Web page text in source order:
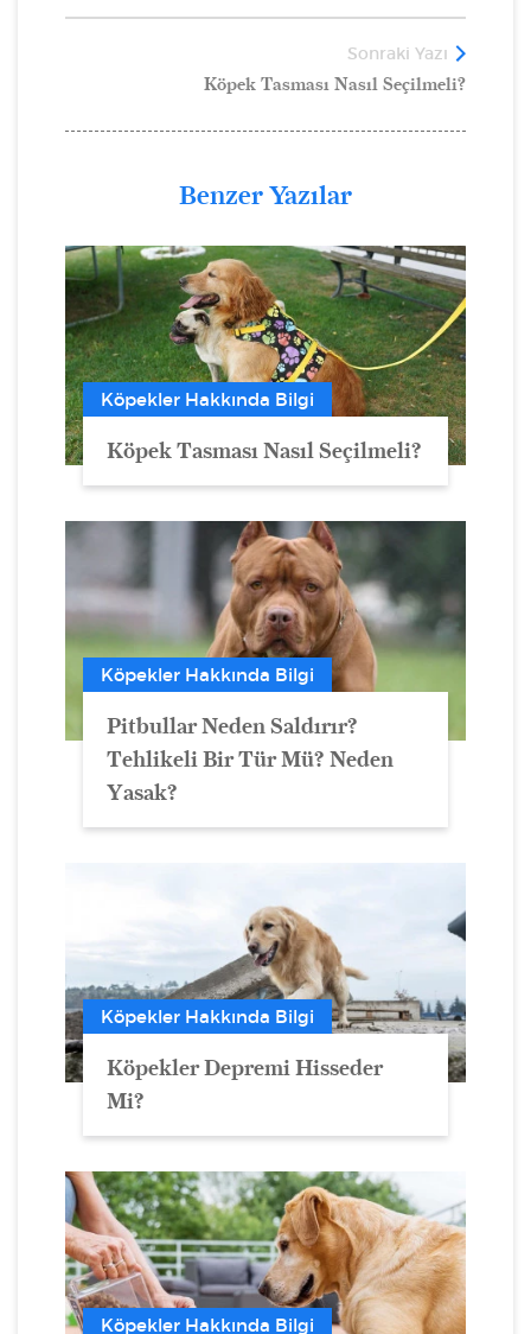
Sonraki Yazı
Köpek Tasması Nasıl Seçilmeli?
Benzer Yazılar
Köpekler Hakkında Bilgi
Köpek Tasması Nasıl Seçilmeli?
Köpekler Hakkında Bilgi
Pitbullar Neden Saldırır?
Tehlikeli Bir Tür Mü? Neden
Yasak?
Köpekler Hakkında Bilgi
Köpekler Depremi Hisseder
Mi?
Köpekler Hakkında Bilgi